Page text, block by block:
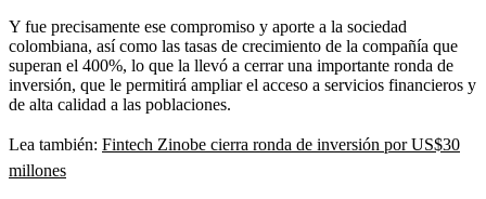
Y fue precisamente ese compromiso y aporte a la sociedad
colombiana, así como las tasas de crecimiento de la compañía que
superan el 400%, lo que la llevó a cerrar una importante ronda de
inversión, que le permitirá ampliar el acceso a servicios financieros y
de alta calidad a las poblaciones.
Lea también: Fintech Zinobe cierra ronda de inversión por US$30
millones